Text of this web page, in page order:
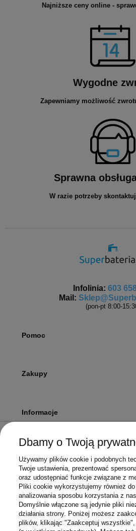
Najniższe ceny online -
Wygodne
Zapewniamy możliwość
Sprawna
W razie potrzeby
Infolinia: 603
Mail:
(pon-pt 8:00-
Pomoc
Zakupy
Informacje
Twoje konto
Sklep
Dbamy o Twoją
Używamy plików cookie i podobnych
Twoje ustawienia, prezentować
oraz udostępniać funkcje związane z
Pliki cookie wykorzystujemy również
analizowania sposobu korzystania z
Domyślnie włączone są jedynie pliki
działania strony. Poniżej możesz
plików, klikając "Zaakceptuj